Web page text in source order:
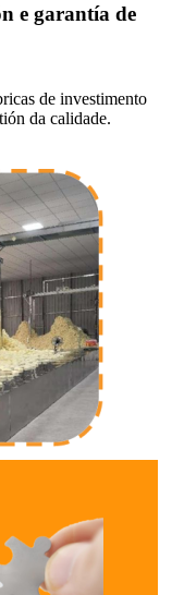
e garantía de
de investimento
da calidade.